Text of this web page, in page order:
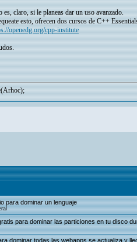
es, claro, si le planeas dar un uso avanzado.
esto, ofrecen dos cursos de C++
openedg.org/cpp-institute
para dominar un lenguaje
para dominar las particiones en tu disco
dominar todas las webapps se actualiza y